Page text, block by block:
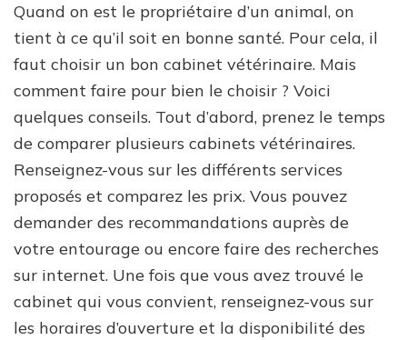
Quand on est le propriétaire d’un animal, on
tient à ce qu’il soit en bonne santé. Pour cela, il
faut choisir un bon cabinet vétérinaire. Mais
comment faire pour bien le choisir ? Voici
quelques conseils. Tout d’abord, prenez le temps
de comparer plusieurs cabinets vétérinaires.
Renseignez-vous sur les différents services
proposés et comparez les prix. Vous pouvez
demander des recommandations auprès de
votre entourage ou encore faire des recherches
sur internet. Une fois que vous avez trouvé le
cabinet qui vous convient, renseignez-vous sur
les horaires d’ouverture et la disponibilité des